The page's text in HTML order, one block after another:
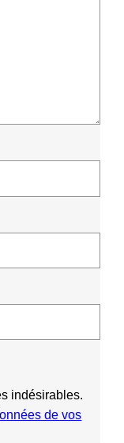
indésirables.
de vos